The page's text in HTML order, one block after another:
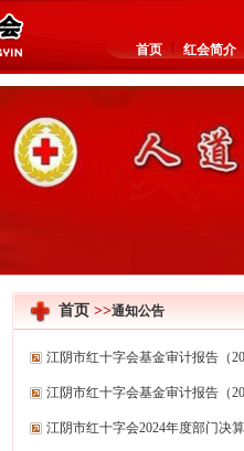
首页 红会简介
首页>>通知公告
江阴市红十字会基金审计报告（
江阴市红十字会基金审计报告（
江阴市红十字会2024年度部门决